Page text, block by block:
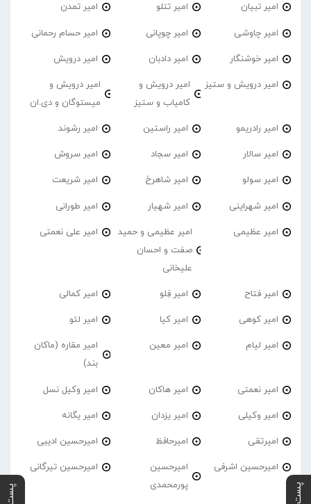
امیر تبیان امیر تتلو امیر تمدن
امیر چاوشی امیر چوپانی امیر حسام رحمانی
امیر خوشنگار امیر دادبان امیر درویش
امیر درویش و ستیز
امیر درویش و
کامیاب و ستیز
امیر درویش و
میستوگان و دی.ان
امیر رادریمو امیر راستین امیر رشوند
امیر سالار امیر سجاد امیر سروش
امیر سولو امیر شاهرخ امیر شریعت
امیر شهراینی امیر شهیار امیر طورانی
امیر عظیمی
امیر عظیمی و حمید
صفت و احسان
علیخانی
امیر علی نعمتی
امیر فتاح امیر فِلو امیر کمالی
امیر کوهی امیر کیا امیر لئو
امیر لیام امیر معین
امیر مقاره (ماکان
بند)
امیر نعمتی امیر هاکان امیر وکیل نسل
امیر وکیلی امیر یزدان امیر یگانه
امیرتقی امیرحافظ امیرحسین ادیبی
امیرحسین اشرفی
امیرحسین
پورمحمدی
امیرحسین تیرگانی